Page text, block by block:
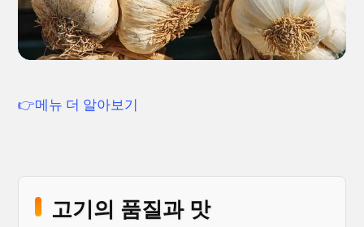
👉메뉴 더 알아보기
고기의 품질과 맛